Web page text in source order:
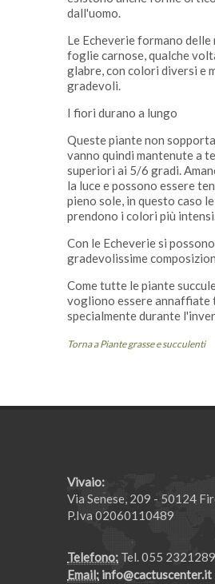
dall'uomo.
Le Echeverie formano
foglie carnose, qualche
glabre, con colori diversi e
gradevoli.
I fiori durano a lungo
Queste piante non
vanno quindi mantenute a
superiori ai 5/6 gradi.
la luce e possono essere
pieno sole, in questo caso
prendono i colori più
Con le Echeverie si
gradevolissime
Come tutte le piante
vogliono essere annaffiate
specialmente durante
Torna a Piante grasse e succulenti
Vivaio:
Via Senese, 209 - 50124
P.Iva 02060110489
Telefono: Tel. 055 2321289
Email: info@cactuscenter.it